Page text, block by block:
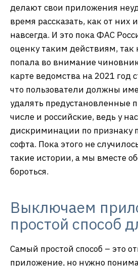
делают свои приложения
время рассказать, как от них
навсегда. И это пока ФАС
оценку таким действиям, так
попала во внимание
карте ведомства на 2021 год
что пользователи должны
удалять предустановленные
числе и российские, ведь у
дискриминации по признаку
софта. Пока этого не
такие истории, а мы вместе
бороться.
Выключаем
простой способ
Самый простой способ – это
приложение, но нужно